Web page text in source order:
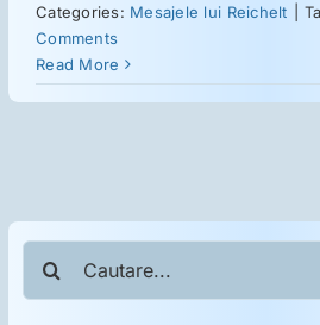
Mesajele lui Reichelt
Dietă
ORL
Categories: Mesajele lui Reichelt
Comments
Read More
Cautare...